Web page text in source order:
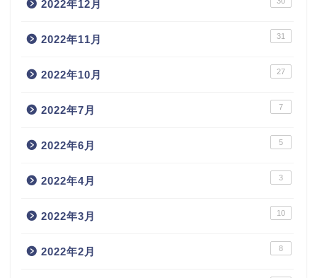
2022年12月
2022年11月 31
2022年10月 27
2022年7月 7
2022年6月 5
2022年4月 3
2022年3月 10
2022年2月 8